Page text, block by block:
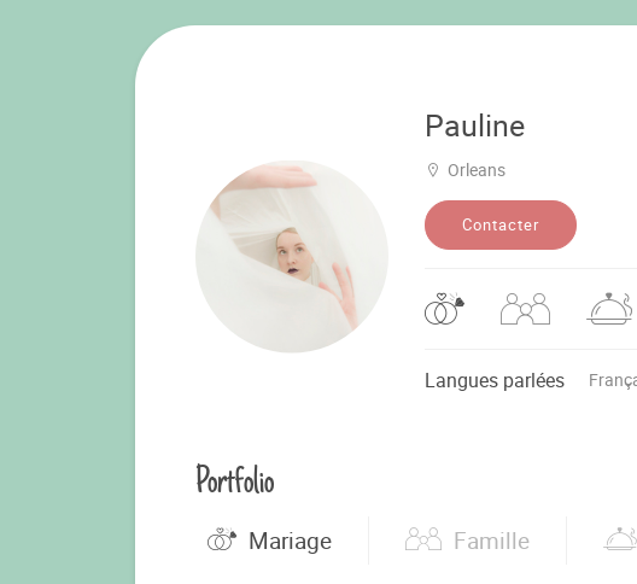
Pauline
Orleans
Contacter
Langues parlées
Portfolio
Mariage Famille